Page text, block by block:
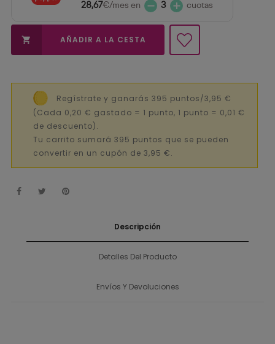
28,67€/mes en 3 cuotas
 AÑADIR A LA CESTA
Regístrate y ganarás 395 puntos/3,95 €
(Cada 0,20 € gastado = 1 punto, 1 punto = 0,01 €
de descuento).
Tu carrito sumará 395 puntos que se pueden
convertir en un cupón de 3,95 €.
Descripción
Detalles Del Producto
Envíos Y Devoluciones